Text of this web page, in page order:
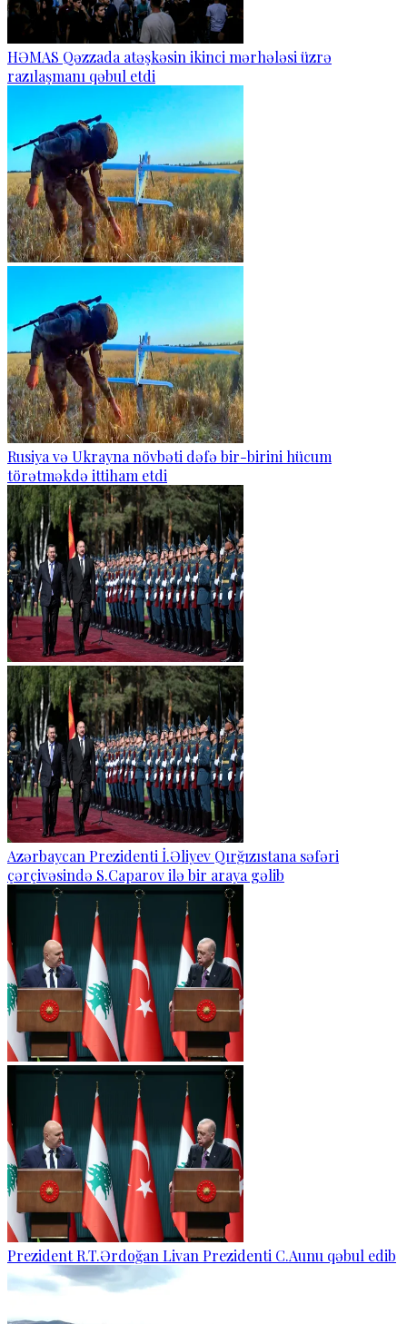
HƏMAS Qəzzada atəşkəsin ikinci mərhələsi üzrə
razılaşmanı qəbul etdi
Rusiya və Ukrayna növbəti dəfə bir-birini hücum
törətməkdə ittiham etdi
Azərbaycan Prezidenti İ.Əliyev Qırğızıstana səfəri
çərçivəsində S.Caparov ilə bir araya gəlib
Prezident R.T.Ərdoğan Livan Prezidenti C.Aunu qəbul edib